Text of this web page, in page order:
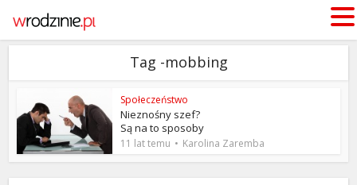
Tag -mobbing
Społeczeństwo
Nieznośny szef?
Są na to sposoby
11 lat temu Karolina Zaremba